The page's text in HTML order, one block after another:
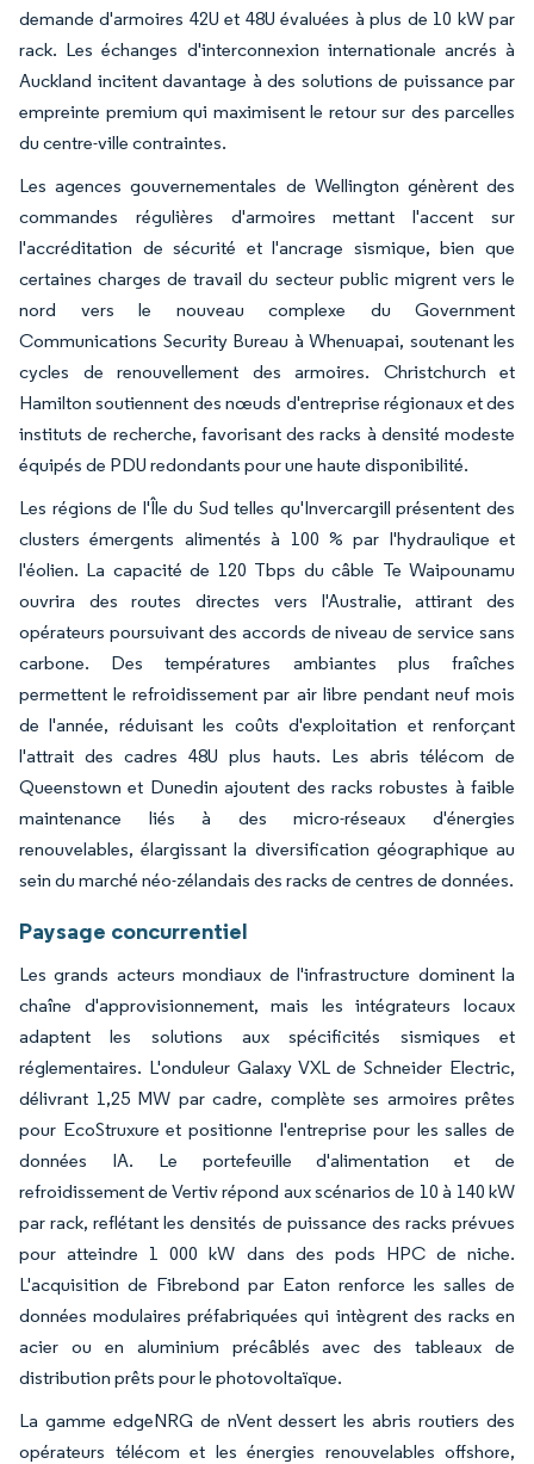
demande d'armoires 42U et 48U évaluées à plus de 10 kW par
rack. Les échanges d'interconnexion internationale ancrés à
Auckland incitent davantage à des solutions de puissance par
empreinte premium qui maximisent le retour sur des parcelles
du centre-ville contraintes.
Les agences gouvernementales de Wellington génèrent des
commandes régulières d'armoires mettant l'accent sur
l'accréditation de sécurité et l'ancrage sismique, bien que
certaines charges de travail du secteur public migrent vers le
nord vers le nouveau complexe du Government
Communications Security Bureau à Whenuapai, soutenant les
cycles de renouvellement des armoires. Christchurch et
Hamilton soutiennent des nœuds d'entreprise régionaux et des
instituts de recherche, favorisant des racks à densité modeste
équipés de PDU redondants pour une haute disponibilité.
Les régions de l'Île du Sud telles qu'Invercargill présentent des
clusters émergents alimentés à 100 % par l'hydraulique et
l'éolien. La capacité de 120 Tbps du câble Te Waipounamu
ouvrira des routes directes vers l'Australie, attirant des
opérateurs poursuivant des accords de niveau de service sans
carbone. Des températures ambiantes plus fraîches
permettent le refroidissement par air libre pendant neuf mois
de l'année, réduisant les coûts d'exploitation et renforçant
l'attrait des cadres 48U plus hauts. Les abris télécom de
Queenstown et Dunedin ajoutent des racks robustes à faible
maintenance liés à des micro-réseaux d'énergies
renouvelables, élargissant la diversification géographique au
sein du marché néo-zélandais des racks de centres de données.
Paysage concurrentiel
Les grands acteurs mondiaux de l'infrastructure dominent la
chaîne d'approvisionnement, mais les intégrateurs locaux
adaptent les solutions aux spécificités sismiques et
réglementaires. L'onduleur Galaxy VXL de Schneider Electric,
délivrant 1,25 MW par cadre, complète ses armoires prêtes
pour EcoStruxure et positionne l'entreprise pour les salles de
données IA. Le portefeuille d'alimentation et de
refroidissement de Vertiv répond aux scénarios de 10 à 140 kW
par rack, reflétant les densités de puissance des racks prévues
pour atteindre 1 000 kW dans des pods HPC de niche.
L'acquisition de Fibrebond par Eaton renforce les salles de
données modulaires préfabriquées qui intègrent des racks en
acier ou en aluminium précâblés avec des tableaux de
distribution prêts pour le photovoltaïque.
La gamme edgeNRG de nVent dessert les abris routiers des
opérateurs télécom et les énergies renouvelables offshore,